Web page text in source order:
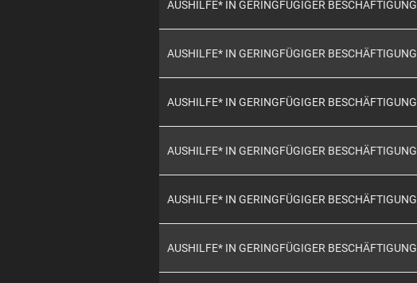
AUSHILFE* IN GERINGFÜGIGER BESCHÄFTIGUNG
AUSHILFE* IN GERINGFÜGIGER BESCHÄFTIGUNG
AUSHILFE* IN GERINGFÜGIGER BESCHÄFTIGUNG
AUSHILFE* IN GERINGFÜGIGER BESCHÄFTIGUNG
AUSHILFE* IN GERINGFÜGIGER BESCHÄFTIGUNG
AUSHILFE* IN GERINGFÜGIGER BESCHÄFTIGUNG